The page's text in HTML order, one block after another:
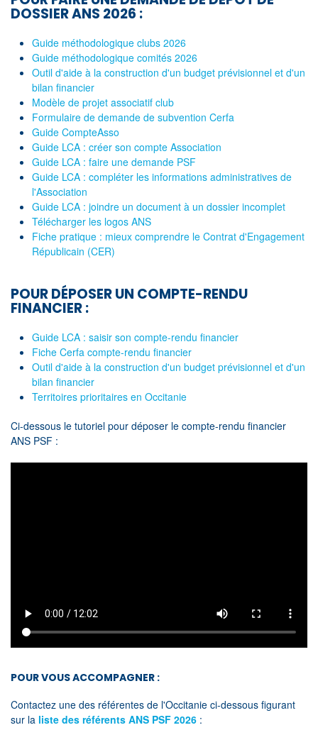
DOSSIER ANS 2026 :
Guide méthodologique clubs 2026
Guide méthodologique comités 2026
Outil d'aide à la construction d'un budget prévisionnel et d'un
bilan financier
Modèle de projet associatif club
Formulaire de demande de subvention Cerfa
Guide CompteAsso
Guide LCA : créer son compte Association
Guide LCA : faire une demande PSF
Guide LCA : compléter les informations administratives de
l'Association
Guide LCA : joindre un document à un dossier incomplet
Télécharger les logos ANS
Fiche pratique : mieux comprendre le Contrat d'Engagement
Républicain (CER)
POUR DÉPOSER UN COMPTE-RENDU
FINANCIER :
Guide LCA : saisir son compte-rendu financier
Fiche Cerfa compte-rendu financier
Outil d'aide à la construction d'un budget prévisionnel et d'un
bilan financier
Territoires prioritaires en Occitanie
Ci-dessous le tutoriel pour déposer le compte-rendu financier
ANS PSF :
POUR VOUS ACCOMPAGNER :
Contactez une des référentes de l'Occitanie ci-dessous figurant
sur la liste des référents ANS PSF 2026 :